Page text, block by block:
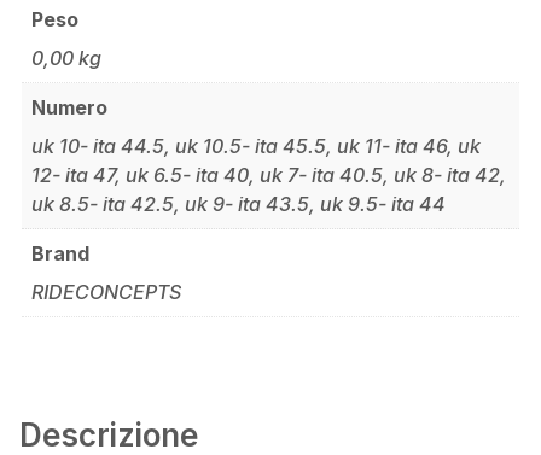
Peso
0,00 kg
Numero
uk 10- ita 44.5, uk 10.5- ita 45.5, uk 11- ita 46, uk
12- ita 47, uk 6.5- ita 40, uk 7- ita 40.5, uk 8- ita 42,
uk 8.5- ita 42.5, uk 9- ita 43.5, uk 9.5- ita 44
Brand
RIDECONCEPTS
Descrizione